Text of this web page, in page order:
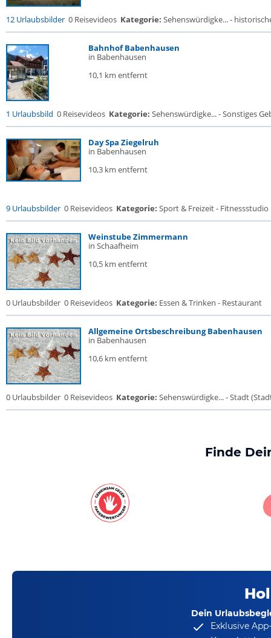
12 Urlaubsbilder 0 Reisevideos Kategorie: Sehenswürdigke... -
Bahnhof Babenhausen
in Babenhausen
10,1 km entfernt
1 Urlaubsbild 0 Reisevideos Kategorie: Sehenswürdigke... - Sonstiges
Day Spa Ziegelruh
in Babenhausen
10,3 km entfernt
9 Urlaubsbilder 0 Reisevideos Kategorie: Sport & Freizeit - Fitnessstudio
Weinstube Zimmermann
in Schaafheim
10,5 km entfernt
0 Urlaubsbilder 0 Reisevideos Kategorie: Essen & Trinken - Restaurant
Allgemeine Ortsbeschreibung Babenhausen
in Babenhausen
10,6 km entfernt
0 Urlaubsbilder 0 Reisevideos Kategorie: Sehenswürdigke... - Stadt
Finde
Dein
Exklusive